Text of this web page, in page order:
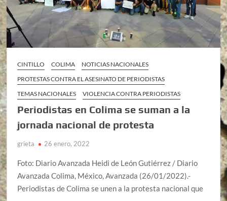
CINTILLO COLIMA
NOTICIAS NACIONALES
PROTESTAS CONTRA EL ASESINATO DE PERIODISTAS
TEMAS NACIONALES
VIOLENCIA CONTRA PERIODISTAS
Periodistas en Colima se suman a la
jornada nacional de protesta
grieta 26 enero, 2022
Foto: Diario Avanzada Heidi de León Gutiérrez / Diario
Avanzada Colima, México, Avanzada (26/01/2022).-
Periodistas de Colima se unen a la protesta nacional que